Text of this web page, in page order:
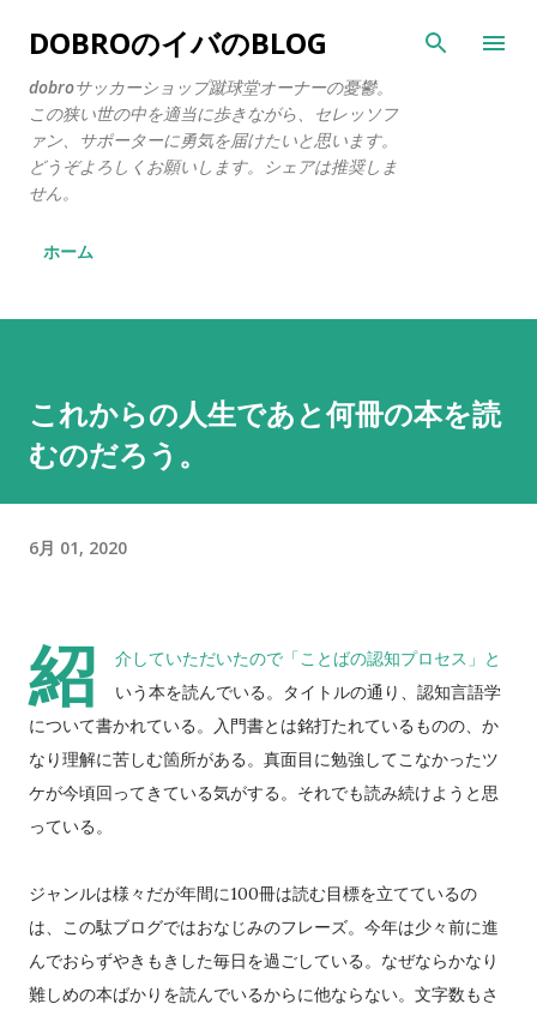
スキップしてメイン コンテンツに移動
DOBROのイバのBLOG
dobroサッカーショップ蹴球堂オーナーの憂鬱。
この狭い世の中を適当に歩きながら、セレッソフ
ァン、サポーターに勇気を届けたいと思います。
どうぞよろしくお願いします。シェアは推奨しま
せん。
ホーム
これからの人生であと何冊の本を読
むのだろう。
6月 01, 2020
紹
介していただいたので「ことばの認知プロセス」と
いう本を読んでいる。タイトルの通り、認知言語学
について書かれている。入門書とは銘打たれているものの、か
なり理解に苦しむ箇所がある。真面目に勉強してこなかったツ
ケが今頃回ってきている気がする。それでも読み続けようと思
っている。
ジャンルは様々だが年間に100冊は読む目標を立てているの
は、この駄ブログではおなじみのフレーズ。今年は少々前に進
んでおらずやきもきした毎日を過ごしている。なぜならかなり
難しめの本ばかりを読んでいるからに他ならない。文字数もさ